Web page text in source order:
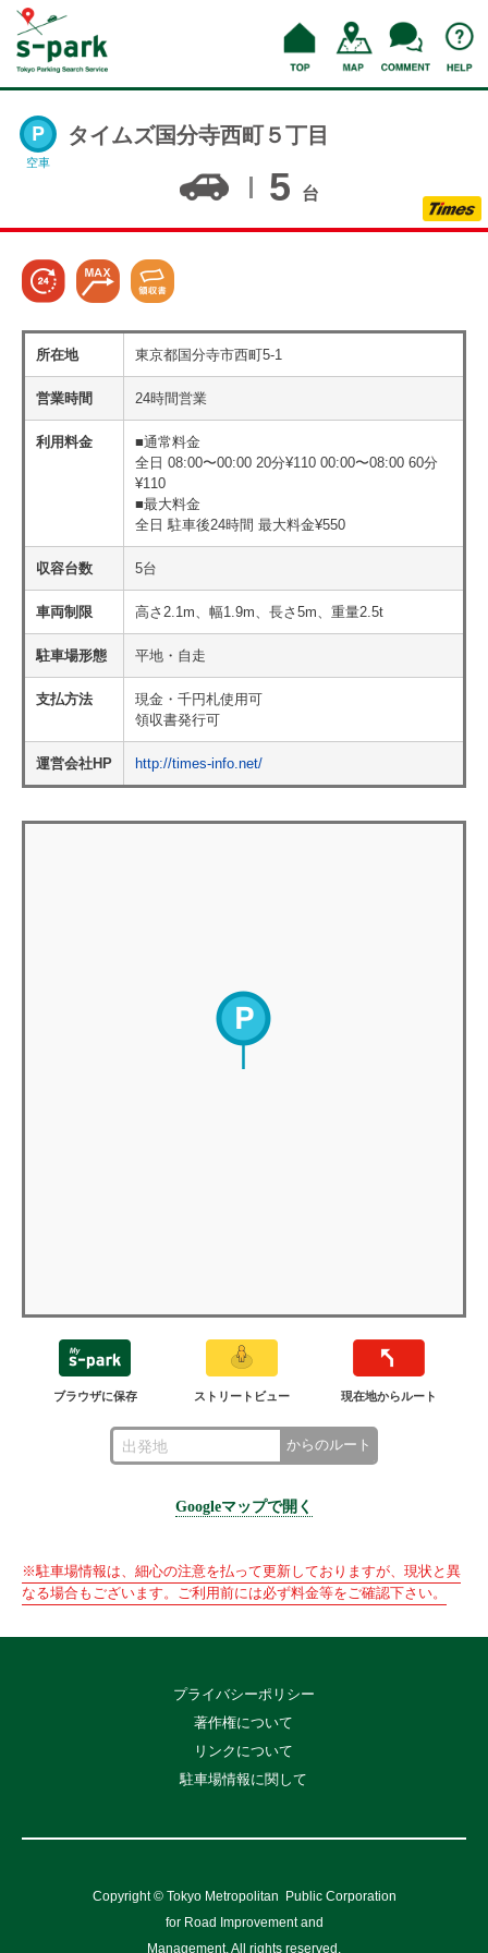
空車
タイムズ国分寺西町５丁目
5 台
所在地 東京都国分寺市西町5-1
営業時間 24時間営業
利用料金
■通常料金
全日 08:00〜00:00 20分¥110 00:00〜08:00 60分
¥110
■最大料金
全日 駐車後24時間 最大料金¥550
収容台数 5台
車両制限 高さ2.1m、幅1.9m、長さ5m、重量2.5t
駐車場形態 平地・自走
支払方法
現金・千円札使用可
領収書発行可
運営会社HP http://times-info.net/
ブラウザに保存 ストリートビュー 現在地からルート
からのルート
Googleマップで開く
※駐車場情報は、細心の注意を払って更新しておりますが、現状と異
なる場合もございます。ご利用前には必ず料金等をご確認下さい。
プライバシーポリシー
著作権について
リンクについて
駐車場情報に関して
Copyright © Tokyo Metropolitan
Public Corporation
for Road Improvement and
Management, All rights reserved.